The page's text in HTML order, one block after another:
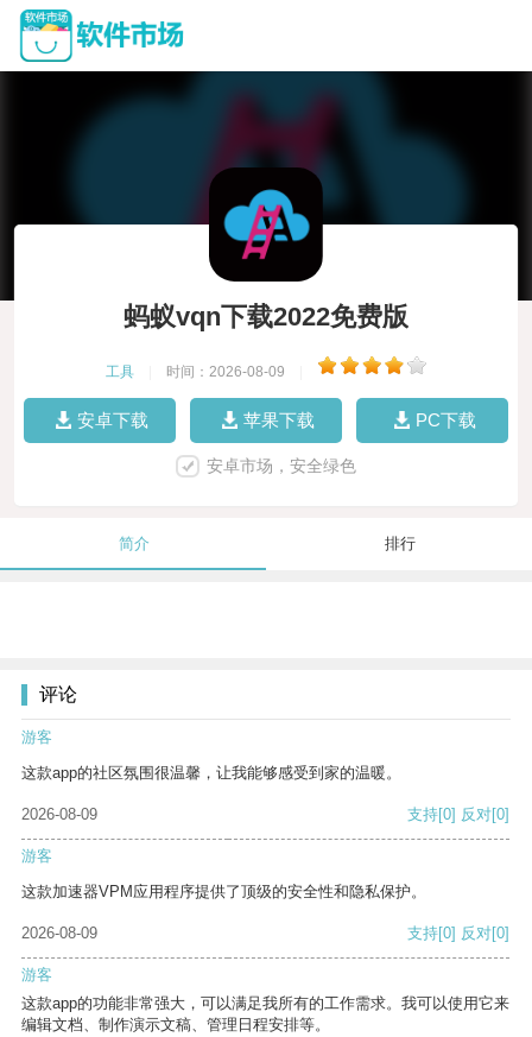
蚂蚁vqn下载2022免费版
工具 时间：2026-08-09
安卓下载 苹果下载 PC下载
安卓市场，安全绿色
简介 排行
评论
游客
这款app的社区氛围很温馨，让我能够感受到家的温暖。
2026-08-09 支持[0] 反对[0]
游客
这款加速器VPM应用程序提供了顶级的安全性和隐私保护。
2026-08-09 支持[0] 反对[0]
游客
这款app的功能非常强大，可以满足我所有的工作需求。我可以使用它来
编辑文档、制作演示文稿、管理日程安排等。